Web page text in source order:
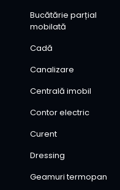
Bucătărie parțial
mobilată
Cadă
Canalizare
Centrală imobil
Contor electric
Curent
Dressing
Geamuri termopan